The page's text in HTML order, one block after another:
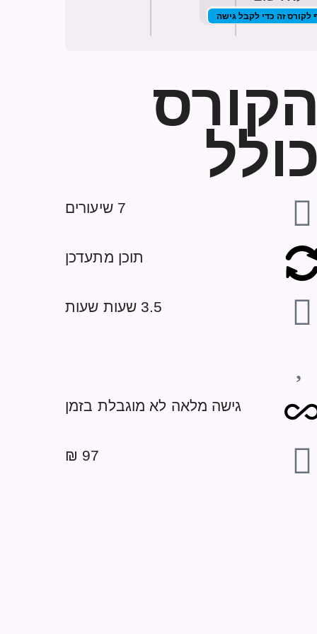
לקורס זה כדי לקבל גישה
הקורס
כולל
7 שיעורים
תוכן מתעדכן
3.5 שעות שעות
גישה מלאה לא מוגבלת בזמן
97 ₪